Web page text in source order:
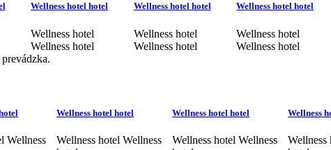
Wellness hotel hotel
Wellness hotel
Wellness hotel
Wellness hotel hotel
Wellness hotel
Wellness hotel
Wellness hotel hotel
Wellness hotel
Wellness hotel
Wellness
Wellness hotel hotel
Wellness hotel Wellness
Wellness hotel hotel
Wellness hotel Wellness
Wellness
Wellness